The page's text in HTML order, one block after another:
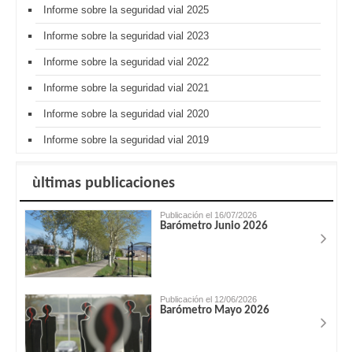
Informe sobre la seguridad vial 2025
Informe sobre la seguridad vial 2023
Informe sobre la seguridad vial 2022
Informe sobre la seguridad vial 2021
Informe sobre la seguridad vial 2020
Informe sobre la seguridad vial 2019
ùltimas publicaciones
Publicación el 16/07/2026
Barómetro Junio 2026
Publicación el 12/06/2026
Barómetro Mayo 2026